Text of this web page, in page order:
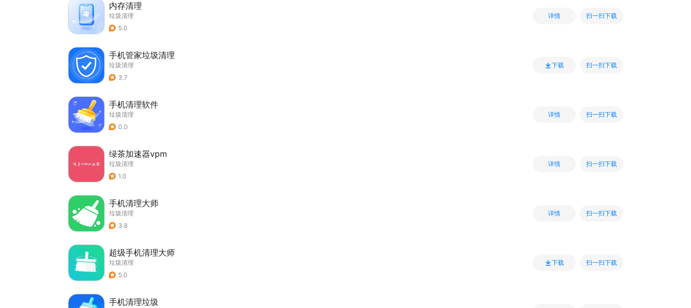
内存清理
垃圾清理
5.0
详情 扫一扫下载
手机管家垃圾清理
垃圾清理
3.7
下载 扫一扫下载
手机清理软件
垃圾清理
0.0
详情 扫一扫下载
绿茶加速器vpm
垃圾清理
1.0
详情 扫一扫下载
手机清理大师
垃圾清理
3.8
详情 扫一扫下载
超级手机清理大师
垃圾清理
5.0
下载 扫一扫下载
手机清理垃圾